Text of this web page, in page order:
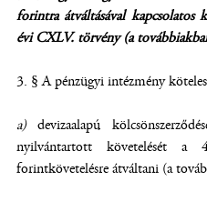
forintra átváltásával kapcsolatos
évi CXLV. törvény (a
3. § A pénzügyi intézmény
a)devizaalapú
nyilvántartott követelését a
forintkövetelésre átváltani (a